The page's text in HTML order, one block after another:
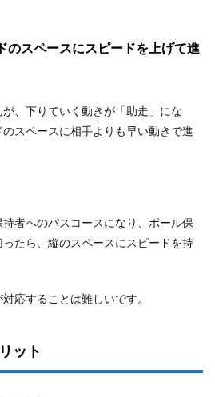
のスペースにスピードを上げて進
、下りていく動きが「助走」にな
スペースに相手よりも早い動きで進
者へのパスコースになり、ボール保
たら、縦のスペースにスピードを持
応することは難しいです。
ット